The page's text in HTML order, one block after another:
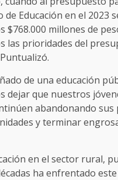
de Educación en el 2023
$768.000 millones de
las prioridades del
de una educación
dejar que nuestros
abandonando sus
y terminar
en el sector rural,
ha enfrentado